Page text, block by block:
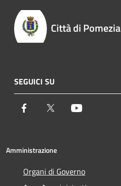
Città di Pomezia
SEGUICI SU
Facebook Twitter
Amministrazione
Organi di Governo